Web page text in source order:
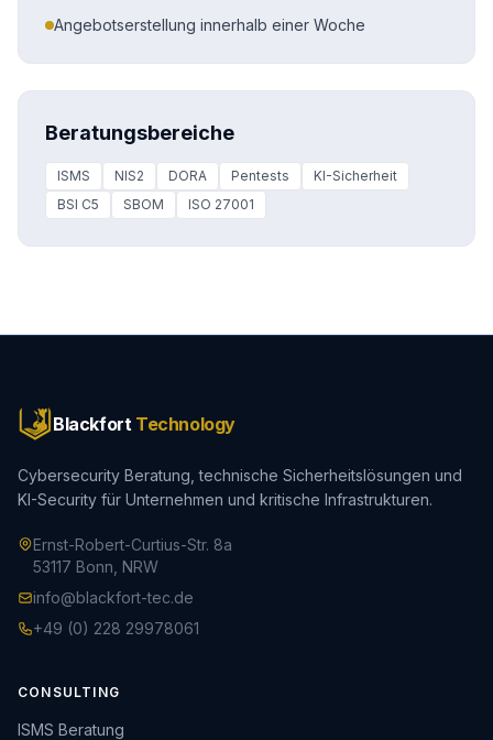
Angebotserstellung innerhalb einer Woche
Beratungsbereiche
ISMS NIS2 DORA Pentests
KI-Sicherheit
BSI C5
SBOM ISO 27001
Blackfort Technology
Cybersecurity Beratung, technische Sicherheitslösungen und
KI-Security für Unternehmen und kritische Infrastrukturen.
Ernst-Robert-Curtius-Str. 8a
53117 Bonn, NRW
info@blackfort-tec.de
+49 (0) 228 29978061
CONSULTING
ISMS Beratung